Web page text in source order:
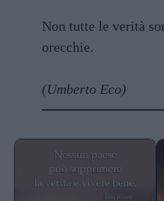
Non tutte le verità
orecchie.
(Umberto Eco)